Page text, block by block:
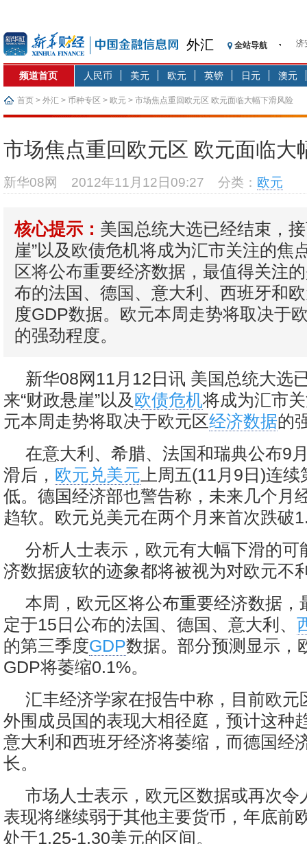
外汇 全站导航
【
记
【
【
央
济
频道首页 人民币 美元 欧元 英镑 日元 澳元
首页 > 外汇 > 币种专区 > 欧元 > 市场焦点重回欧元区 欧元面临大幅下滑风险
市场焦点重回欧元区 欧元面临大
新华08网 2012年11月12日09:27 分类： 欧元
核心提示： 美国总统大选已经结束，
崖”以及欧债危机将成为汇市关注的焦
区将公布重要经济数据，最值得关注
布的法国、德国、意大利、西班牙和
度GDP数据。欧元本周走势将取决于
的强劲程度。
新华08网11月12日讯 美国总统大选
来“财政悬崖”以及 欧债危机将成为汇市
元本周走势将取决于欧元区经济数据的
在意大利、希腊、法国和瑞典公布9
滑后， 欧元兑美元 上周五(11月9日)连
低。德国经济部也警告称，未来几个月
趋软。欧元兑美元在两个月来首次跌破
分析人士表示，欧元有大幅下滑的可
济数据疲软的迹象都将被视为对欧元不
本周，欧元区将公布重要经济数据，
定于15日公布的法国、德国、意大利、
的第三季度GDP数据。部分预测显示，
GDP将萎缩0.1%。
汇丰经济学家在报告中称，目前欧元
外围成员国的表现大相径庭，预计这种
意大利和西班牙经济将萎缩，而德国经
长。
市场人士表示，欧元区数据或再次令
表现将继续弱于其他主要货币，年底前
处于1.25-1.30美元的区间。